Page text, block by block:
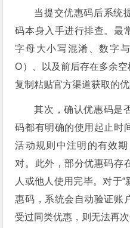
当提交优惠码后系统
码本身入手进行排查。最
字母大小写混淆、数字
O）、以及前后存在多余
复制粘贴官方渠道获取的
其次，确认优惠码是
码都有明确的使用起止时
活动规则中注明的有效
对。此外，部分优惠码存
人或他人使用完毕。对于“
惠码，系统会自动验证账
受过同类优惠，则无法再次